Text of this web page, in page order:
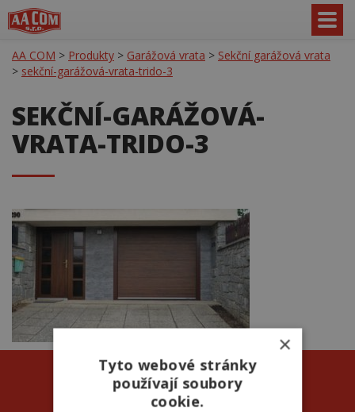
AA COM > Produkty > Garážová vrata > Sekční garážová vrata
> sekční-garážová-vrata-trido-3
SEKČNÍ-GARÁŽOVÁ-
VRATA-TRIDO-3
AUTOMATICKÉ BRÁNY
×
Tyto webové stránky
používají soubory
cookie.